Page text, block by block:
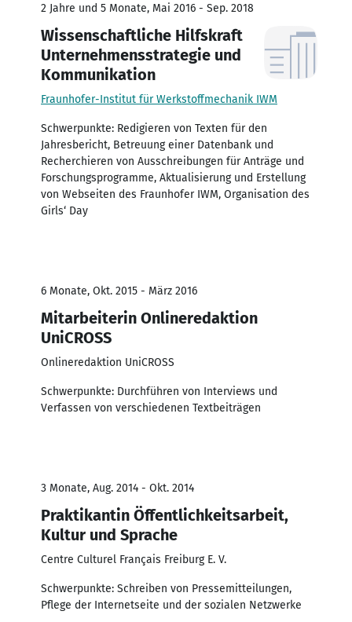
2 Jahre und 5 Monate, Mai 2016 - Sep. 2018
Wissenschaftliche Hilfskraft
Unternehmensstrategie und
Kommunikation
Fraunhofer-Institut für Werkstoffmechanik IWM
Schwerpunkte: Redigieren von Texten für den
Jahresbericht, Betreuung einer Datenbank und
Recherchieren von Ausschreibungen für Anträge und
Forschungsprogramme, Aktualisierung und Erstellung
von Webseiten des Fraunhofer IWM, Organisation des
Girls‘ Day
6 Monate, Okt. 2015 - März 2016
Mitarbeiterin Onlineredaktion
UniCROSS
Onlineredaktion UniCROSS
Schwerpunkte: Durchführen von Interviews und
Verfassen von verschiedenen Textbeiträgen
3 Monate, Aug. 2014 - Okt. 2014
Praktikantin Öffentlichkeitsarbeit,
Kultur und Sprache
Centre Culturel Français Freiburg E. V.
Schwerpunkte: Schreiben von Pressemitteilungen,
Pflege der Internetseite und der sozialen Netzwerke